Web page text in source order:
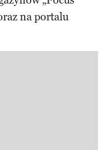
na portalu